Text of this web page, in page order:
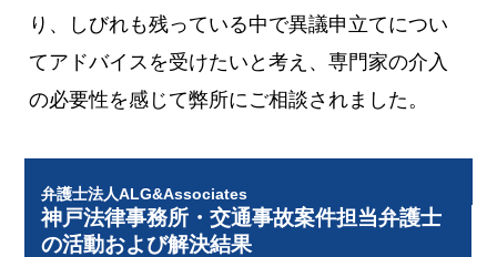
り、しびれも残っている中で異議申立てについ
てアドバイスを受けたいと考え、専門家の介入
の必要性を感じて弊所にご相談されました。
弁護士法人ALG&Associates
神戸法律事務所・交通事故案件担当弁護士
の活動および解決結果